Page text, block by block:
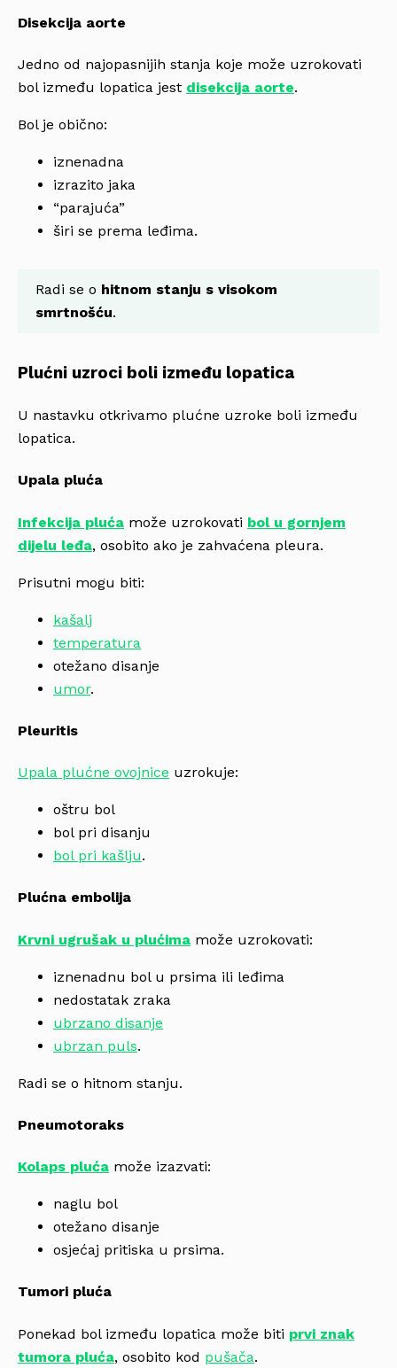
Disekcija aorte
Jedno od najopasnijih stanja koje može uzrokovati
bol između lopatica jest disekcija aorte.
Bol je obično:
iznenadna
izrazito jaka
“parajuća”
širi se prema leđima.
Radi se o hitnom stanju s visokom
smrtnošću.
Plućni uzroci boli između lopatica
U nastavku otkrivamo plućne uzroke boli između
lopatica.
Upala pluća
Infekcija pluća može uzrokovati bol u gornjem
dijelu leđa, osobito ako je zahvaćena pleura.
Prisutni mogu biti:
kašalj
temperatura
otežano disanje
umor.
Pleuritis
Upala plućne ovojnice uzrokuje:
oštru bol
bol pri disanju
bol pri kašlju.
Plućna embolija
Krvni ugrušak u plućima može uzrokovati:
iznenadnu bol u prsima ili leđima
nedostatak zraka
ubrzano disanje
ubrzan puls.
Radi se o hitnom stanju.
Pneumotoraks
Kolaps pluća može izazvati:
naglu bol
otežano disanje
osjećaj pritiska u prsima.
Tumori pluća
Ponekad bol između lopatica može biti prvi znak
tumora pluća, osobito kod pušača.